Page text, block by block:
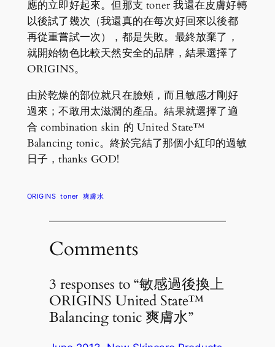
應的立即好起來。但那支 toner 我還在皮膚好轉
以後試了幾次（我還真的在每次好回來以後都
再從重嘗試一次），都是失敗。最終放棄了，
就開始物色比較天然安全的品牌，結果選擇了
ORIGINS。
由於乾燥的部位就只在臉頰，而且敏感才剛好
過來；不敢用太滋潤的產品。結果就選擇了適
合 combination skin 的 United State™
Balancing tonic。終於完結了那個小紅印的過敏
日子，thanks GOD!
ORIGINS toner 爽膚水
Comments
3 responses to “敏感過後換上
ORIGINS United State™
Balancing tonic 爽膚水”